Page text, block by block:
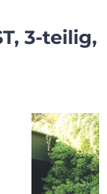
3-teilig,